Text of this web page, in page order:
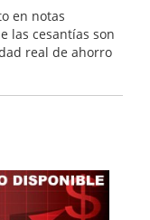
en notas
las cesantías son
real de ahorro